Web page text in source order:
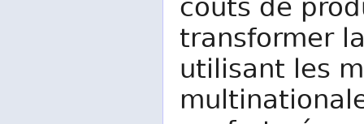
coûts de
transformer
utilisant les